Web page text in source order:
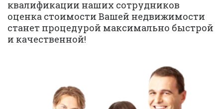
работы
оценщиков
квалификации наших сотрудников
оценка стоимости Вашей недвижимости
станет процедурой максимально быстрой
и качественной!